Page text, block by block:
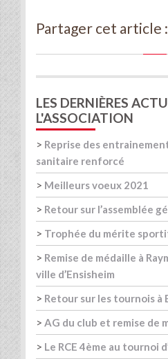
Partager cet article :
LES DERNIÈRES
L'ASSOCIATION
> Reprise des
sanitaire renforcé
> Meilleurs voeux 2021
> Retour sur l’assemblée
> Trophée du mérite
> Remise de médaille à
ville d’Ensisheim
> Retour sur les tournois à
> AG du club et remise de
> Le RCE 4ème au tournoi